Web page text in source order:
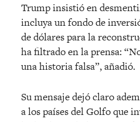
Trump insistió en
incluya un fondo de
de dólares para la
ha filtrado en la prensa:
una historia falsa”, añadió.
Su mensaje dejó claro
a los países del Golfo que